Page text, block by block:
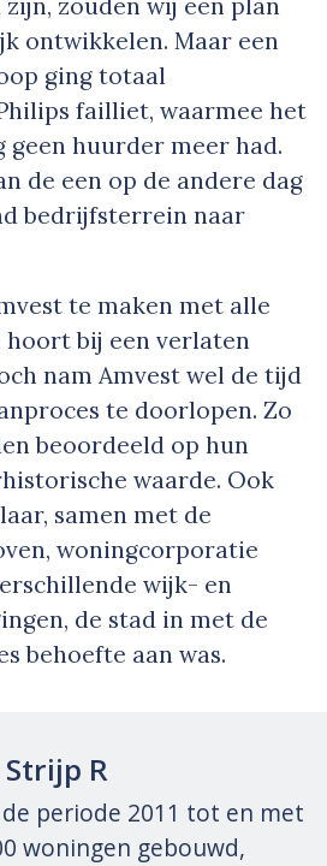
ontwikkelen. Maar een
ging totaal
failliet, waarmee het
huurder meer had.
de een op de andere dag
bedrijfsterrein naar
te maken met alle
bij een verlaten
nam Amvest wel de tijd
te doorlopen. Zo
beoordeeld op hun
waarde. Ook
samen met de
woningcorporatie
wijk- en
de stad in met de
behoefte aan was.
R
periode 2011 tot en met
woningen gebouwd,